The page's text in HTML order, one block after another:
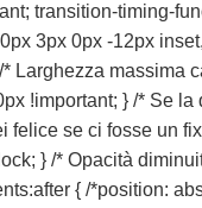
transition-timing-
3px 0px -12px
!important; } /* Se
se ci fosse un
} /* Opacità
{ /*position: